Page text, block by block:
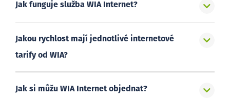
Jak funguje služba WIA Internet?
Jakou rychlost mají jednotlivé internetové
tarify od WIA?
Jak si můžu WIA Internet objednat?